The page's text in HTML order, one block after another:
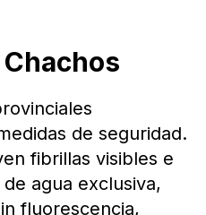
de seguridad.
fibrillas visibles e
agua exclusiva,
fluorescencia,